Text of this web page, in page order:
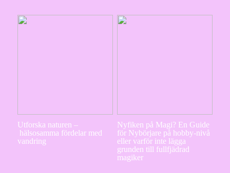
Utforska naturen –
hälsosamma fördelar med
vandring
Nyfiken på Magi? En Guide
för Nybörjare på hobby-nivå
eller varför inte lägga
grunden till fullfjädrad
magiker